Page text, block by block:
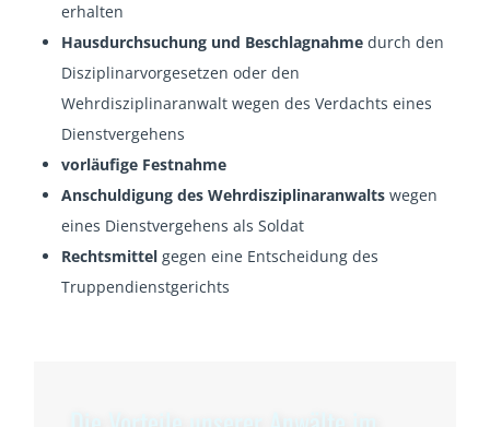
erhalten
Hausdurchsuchung und Beschlagnahme durch den
Disziplinarvorgesetzen oder den
Wehrdisziplinaranwalt wegen des Verdachts eines
Dienstvergehens
vorläufige Festnahme
Anschuldigung des Wehrdisziplinaranwalts wegen
eines Dienstvergehens als Soldat
Rechtsmittel gegen eine Entscheidung des
Truppendienstgerichts